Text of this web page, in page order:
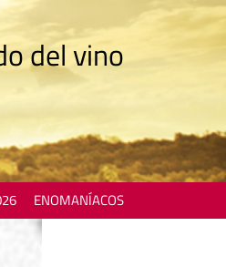
del vino
ENOMANÍACOS